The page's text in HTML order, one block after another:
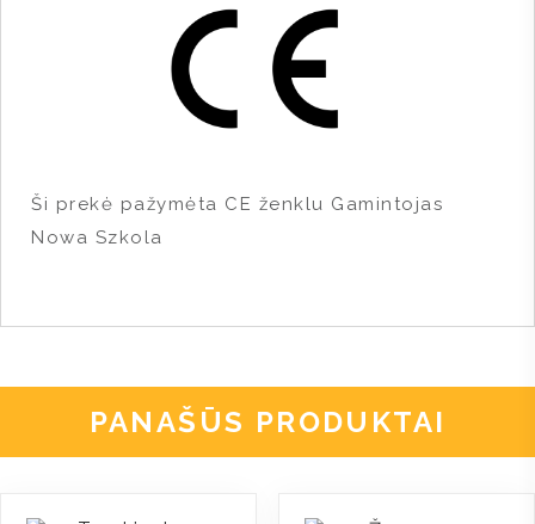
Ši prekė pažymėta CE ženklu Gamintojas
Nowa Szkola
PANAŠŪS PRODUKTAI